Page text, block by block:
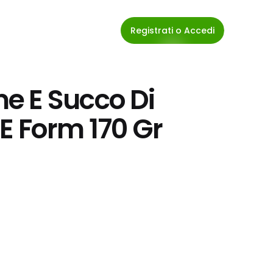
Registrati o Accedi
E Succo Di
Form 170 Gr